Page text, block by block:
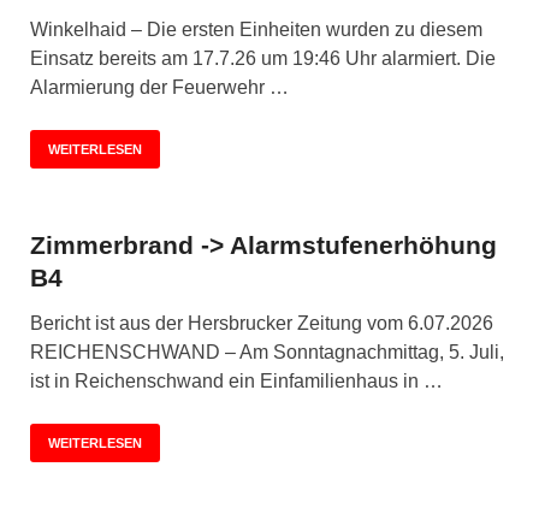
Winkelhaid – Die ersten Einheiten wurden zu diesem
Einsatz bereits am 17.7.26 um 19:46 Uhr alarmiert. Die
Alarmierung der Feuerwehr …
WEITERLESEN
Zimmerbrand -> Alarmstufenerhöhung
B4
Bericht ist aus der Hersbrucker Zeitung vom 6.07.2026
REICHENSCHWAND – Am Sonntagnachmittag, 5. Juli,
ist in Reichenschwand ein Einfamilienhaus in …
WEITERLESEN